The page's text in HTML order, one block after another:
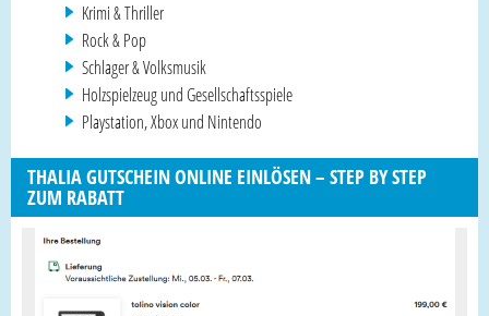
Krimi & Thriller
Rock & Pop
Schlager & Volksmusik
Holzspielzeug und Gesellschaftsspiele
Playstation, Xbox und Nintendo
THALIA GUTSCHEIN ONLINE EINLÖSEN – STEP BY STEP
ZUM RABATT